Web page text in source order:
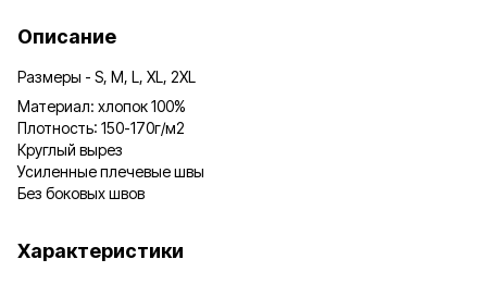
Описание
Размеры - S, M, L, XL, 2XL
Материал: хлопок 100%
Плотность: 150-170г/м2
Круглый вырез
Усиленные плечевые швы
Без боковых швов
Характеристики